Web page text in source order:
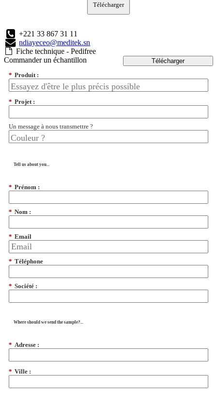
Télécharger
+221 33 867 31 11
ndiayeceo@meditek.sn
Fiche technique - Pedifree
Télécharger
Commander un échantillon
* Produit :
* Projet :
Un message à nous transmettre ?
Tell us about you...
* Prénom :
* Nom :
* Email
* Téléphone
* Société :
Where should we send the sample?...
* Adresse :
* Ville :